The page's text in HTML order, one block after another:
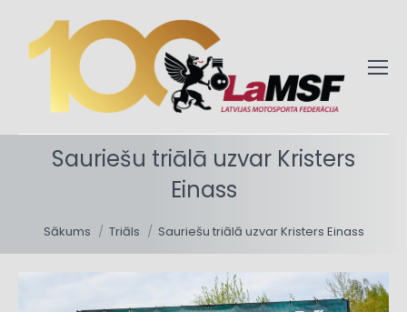
Sauriešu triālā uzvar Kristers
Einass
Sākums Triāls Sauriešu triālā uzvar Kristers Einass